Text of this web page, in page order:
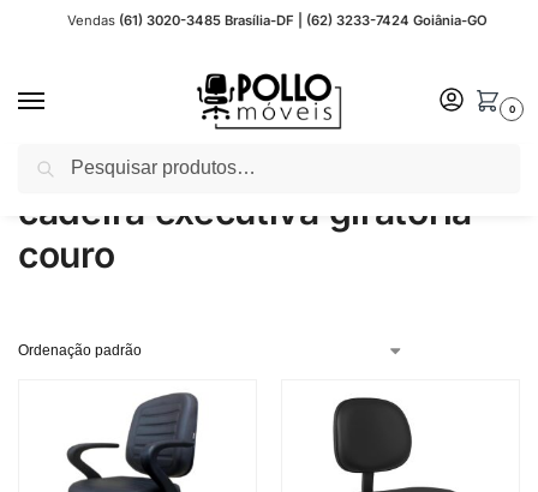
Vendas (61) 3020-3485 Brasília-DF | (62) 3233-7424 Goiânia-GO
0
Início Produtos marcados com a tag “cadeira executiva giratória couro”
cadeira executiva giratória
couro